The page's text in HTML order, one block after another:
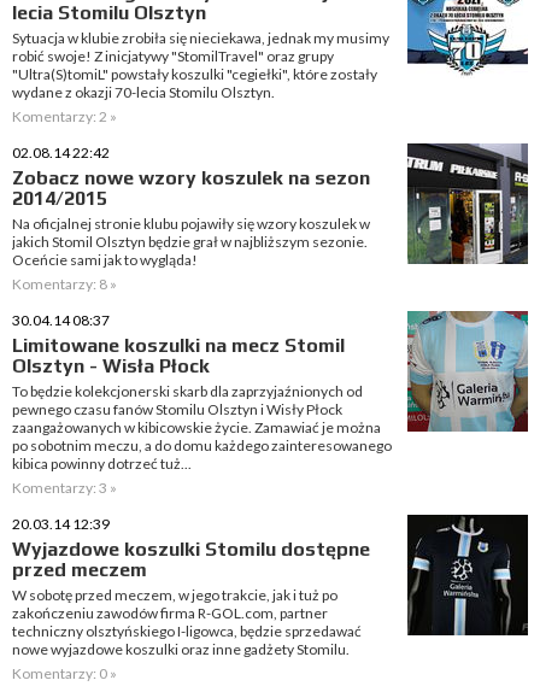
lecia Stomilu Olsztyn
Sytuacja w klubie zrobiła się nieciekawa, jednak my musimy
robić swoje! Z inicjatywy "StomilTravel" oraz grupy
"Ultra(S)tomiL" powstały koszulki "cegiełki", które zostały
wydane z okazji 70-lecia Stomilu Olsztyn.
Komentarzy: 2 »
02.08.14 22:42
Zobacz nowe wzory koszulek na sezon
2014/2015
Na oficjalnej stronie klubu pojawiły się wzory koszulek w
jakich Stomil Olsztyn będzie grał w najbliższym sezonie.
Oceńcie sami jak to wygląda!
Komentarzy: 8 »
30.04.14 08:37
Limitowane koszulki na mecz Stomil
Olsztyn - Wisła Płock
To będzie kolekcjonerski skarb dla zaprzyjaźnionych od
pewnego czasu fanów Stomilu Olsztyn i Wisły Płock
zaangażowanych w kibicowskie życie. Zamawiać je można
po sobotnim meczu, a do domu każdego zainteresowanego
kibica powinny dotrzeć tuż...
Komentarzy: 3 »
20.03.14 12:39
Wyjazdowe koszulki Stomilu dostępne
przed meczem
W sobotę przed meczem, w jego trakcie, jak i tuż po
zakończeniu zawodów firma R-GOL.com, partner
techniczny olsztyńskiego I-ligowca, będzie sprzedawać
nowe wyjazdowe koszulki oraz inne gadżety Stomilu.
Komentarzy: 0 »